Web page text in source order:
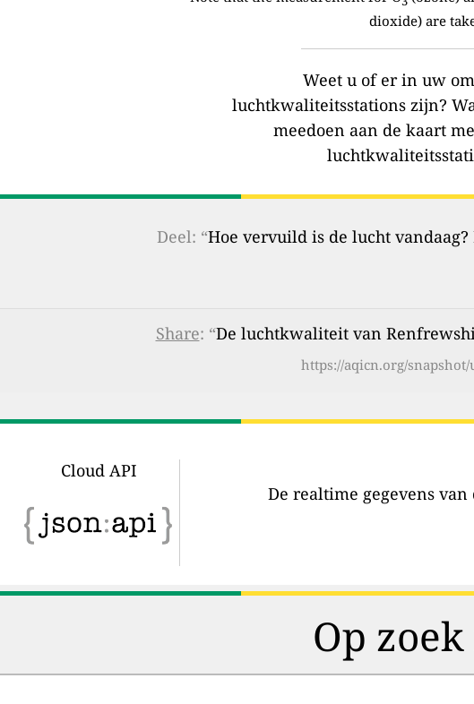
dioxide) are
Weet u of er in uw
luchtkwaliteitsstations zijn?
meedoen aan de kaart
Deel: “Hoe vervuild is de lucht
Share: “De luchtkwaliteit van
https://aqicn.org/
Cloud API
De realtime gegevens
Op